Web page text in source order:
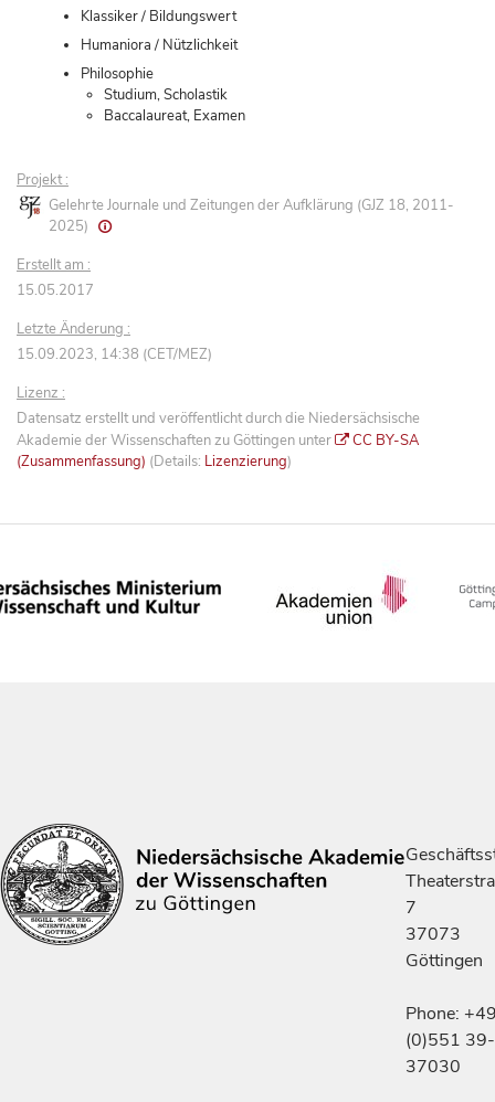
Klassiker / Bildungswert
Humaniora / Nützlichkeit
Philosophie
Studium, Scholastik
Baccalaureat, Examen
Projekt :
Gelehrte Journale und Zeitungen der Aufklärung (GJZ 18, 2011-
2025)
Erstellt am :
15.05.2017
Letzte Änderung :
15.09.2023, 14:38 (CET/MEZ)
Lizenz :
Datensatz erstellt und veröffentlicht durch die Niedersächsische
Akademie der Wissenschaften zu Göttingen unter
CC BY-SA
(Zusammenfassung) (Details: Lizenzierung)
7
37073
Göttingen
Phone:
(0)551 39-
37030